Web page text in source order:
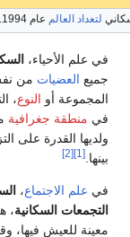
لتعداد العالم عام 1994.
في علم الأحياء،
جميع العضيات من
المجموعة أو النوع،
في منطقة جغرافية
ولديها القدرة على
بينها.[1]
[2]
في علم الاجتماع،
التجمعات السكانية،
معينة للعيش فيها،